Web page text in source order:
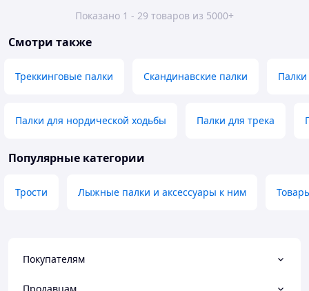
Показано 1 - 29 товаров из 5000+
Смотри также
Треккинговые палки Скандинавские палки Палки
Палки для нордической ходьбы Палки для трека
Популярные категории
Трости Лыжные палки и аксессуары к ним
Покупателям